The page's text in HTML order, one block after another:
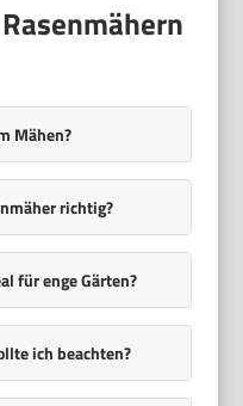
Mähen?
richtig?
für enge Gärten?
ich beachten?